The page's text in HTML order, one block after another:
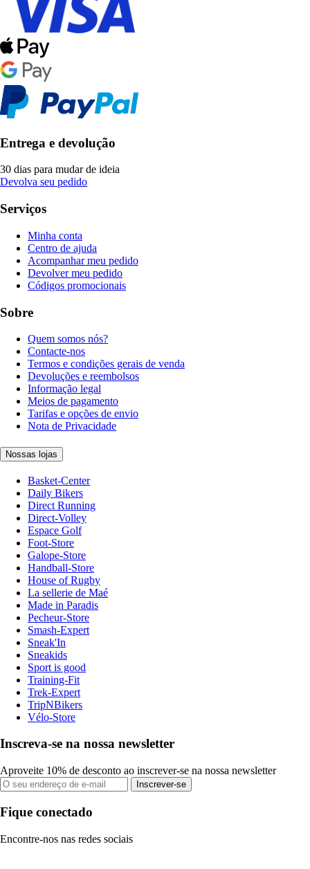
Entrega e devolução
30 dias para mudar de ideia
Devolva seu pedido
Serviços
Minha conta
Centro de ajuda
Acompanhar meu pedido
Devolver meu pedido
Códigos promocionais
Sobre
Quem somos nós?
Contacte-nos
Termos e condições gerais de venda
Devoluções e reembolsos
Informação legal
Meios de pagamento
Tarifas e opções de envio
Nota de Privacidade
Nossas lojas
Basket-Center
Daily Bikers
Direct Running
Direct-Volley
Espace Golf
Foot-Store
Galope-Store
Handball-Store
House of Rugby
La sellerie de Maé
Made in Paradis
Pecheur-Store
Smash-Expert
Sneak'In
Sneakids
Sport is good
Training-Fit
Trek-Expert
TripNBikers
Vélo-Store
Inscreva-se na nossa newsletter
Aproveite 10% de desconto ao inscrever-se na nossa newsletter
Inscrever-se
Fique conectado
Encontre-nos nas redes sociais